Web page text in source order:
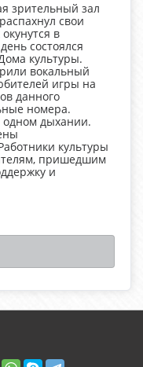
зрительный зал
свои
в
состоялся
культуры.
вокальный
игры на
данного
номера.
дыхании.
культуры
пришедшим
и